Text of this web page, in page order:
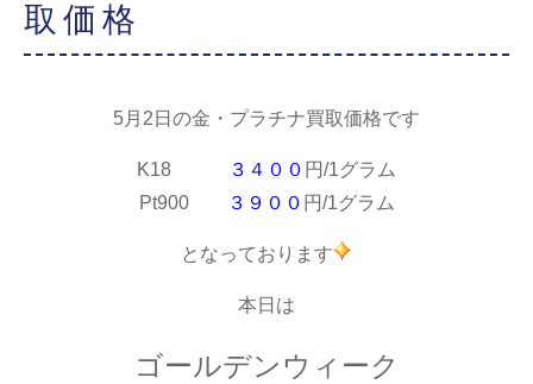
取価格
5月2日の金・プラチナ買取価格です
K18 ３４００ 円/1グラム
Pt900
３９００ 円/1グラム
となっております
本日は
ゴールデンウィーク